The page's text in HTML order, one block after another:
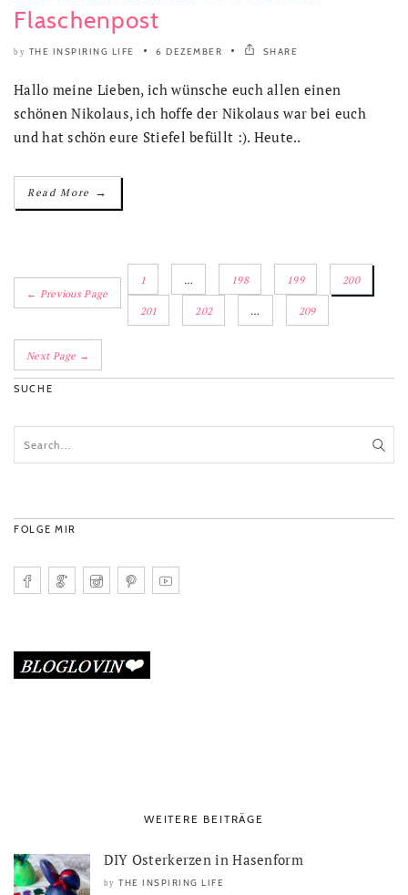
Flaschenpost
by THE INSPIRING LIFE 6 DEZEMBER SHARE
Hallo meine Lieben, ich wünsche euch allen einen
schönen Nikolaus, ich hoffe der Nikolaus war bei euch
und hat schön eure Stiefel befüllt :). Heute..
Read More →
← Previous Page
1 … 198 199 200
201 202 … 209
Next Page →
SUCHE
FOLGE MIR
WEITERE BEITRÄGE
DIY Osterkerzen in Hasenform
by THE INSPIRING LIFE